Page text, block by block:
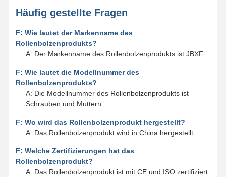
Häufig gestellte Fragen
F: Wie lautet der Markenname des
Rollenbolzenprodukts?
A: Der Markenname des Rollenbolzenprodukts ist JBXF.
F: Wie lautet die Modellnummer des
Rollenbolzenprodukts?
A: Die Modellnummer des Rollenbolzenprodukts ist
Schrauben und Muttern.
F: Wo wird das Rollenbolzenprodukt hergestellt?
A: Das Rollenbolzenprodukt wird in China hergestellt.
F: Welche Zertifizierungen hat das
Rollenbolzenprodukt?
A: Das Rollenbolzenprodukt ist mit CE und ISO zertifiziert.